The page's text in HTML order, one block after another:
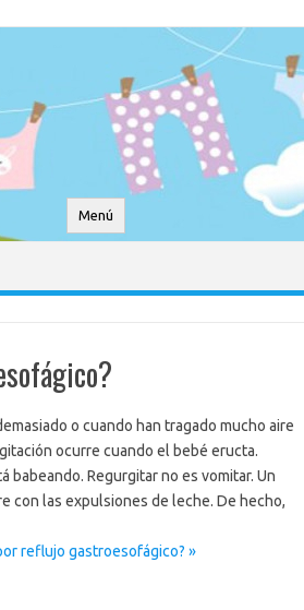
Menú
o cuando han tragado mucho aire
ocurre cuando el bebé eructa.
babeando. Regurgitar no es vomitar. Un
con las expulsiones de leche. De hecho,
reflujo gastroesofágico? »